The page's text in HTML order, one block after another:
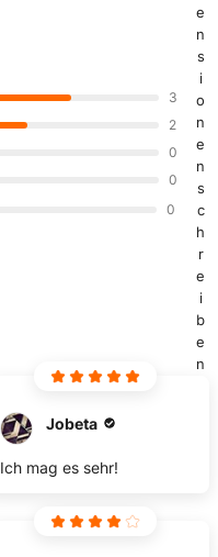
3
2
0
0
0
e
n
s
i
o
n
e
n
s
c
h
r
e
i
b
e
n
Jobeta
Ich mag es sehr!